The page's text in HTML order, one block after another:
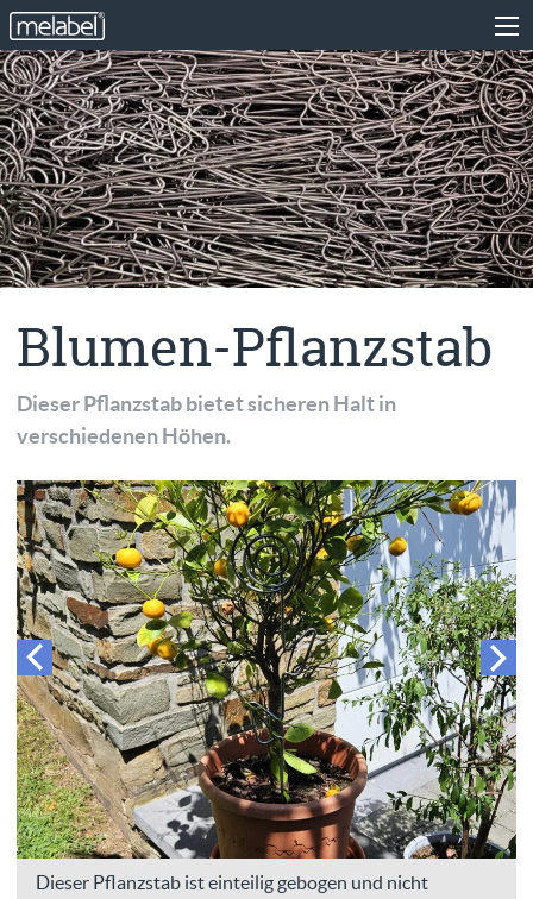
Blumen-Pflanzstab
Dieser Pflanzstab bietet sicheren Halt in
verschiedenen Höhen.
Dieser Pflanzstab ist einteilig gebogen und nicht